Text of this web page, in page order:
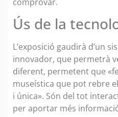
Ús de la
L’exposició gaudirà d’un
innovador, que permetrà
diferent, permetent que
museística que pot rebre
i única». Són del tot
per aportar més